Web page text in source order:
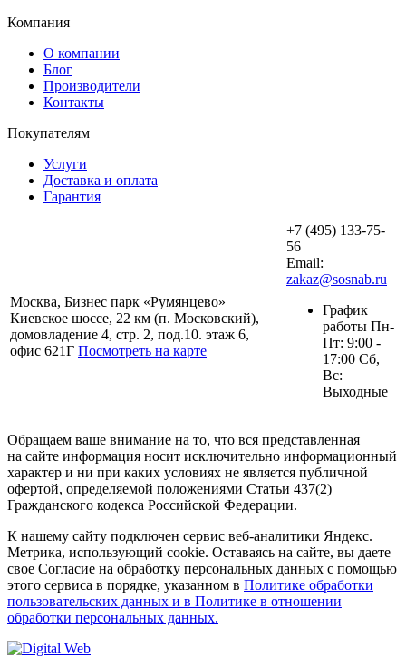
Компания
О компании
Блог
Производители
Контакты
Покупателям
Услуги
Доставка и оплата
Гарантия
Москва, Бизнес парк «Румянцево»
Киевское шоссе, 22 км (п. Московский),
домовладение 4, стр. 2, под.10. этаж 6,
офис 621Г Посмотреть на карте
+7 (495) 133-75-
56
Email:
zakaz@sosnab.ru
График
работы Пн-
Пт: 9:00 -
17:00 Сб,
Вс:
Выходные
Обращаем ваше внимание на то, что вся представленная
на сайте информация носит исключительно информационный
характер и ни при каких условиях не является публичной
офертой, определяемой положениями Статьи 437(2)
Гражданского кодекса Российской Федерации.
К нашему сайту подключен сервис веб-аналитики Яндекс.
Метрика, использующий cookie. Оставаясь на сайте, вы даете
свое Согласие на обработку персональных данных с помощью
этого сервиса в порядке, указанном в Политике обработки
пользовательских данных и в Политике в отношении
обработки персональных данных.